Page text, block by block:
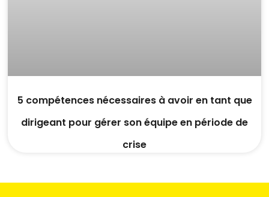
5 compétences nécessaires à avoir en tant que
dirigeant pour gérer son équipe en période de
crise